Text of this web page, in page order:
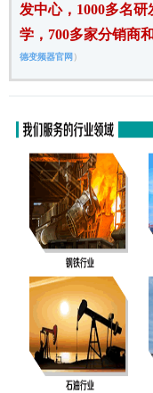
发中心，1000多名
学，700多家分销商
德变频器官网 ）